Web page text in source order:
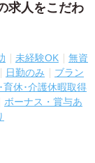
求人をこだわ
未経験OK
無資
日勤のみ
ブラン
育休･介護休暇取得
ボーナス・賞与あ